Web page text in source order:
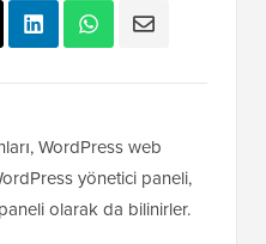
WordPress web
yönetici paneli,
olarak da bilinirler.